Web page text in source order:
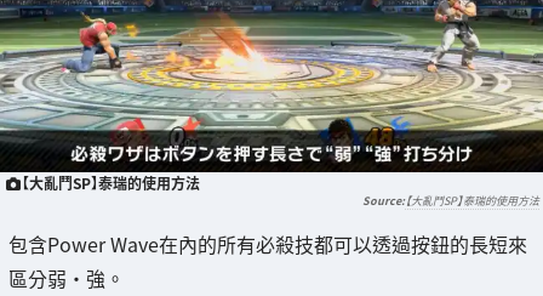
【大亂鬥SP】泰瑞的使用方法
【大亂鬥SP】泰瑞的使用方法
包含Power Wave在內的所有必殺技都可以透過按鈕的長短來
區分弱・強。